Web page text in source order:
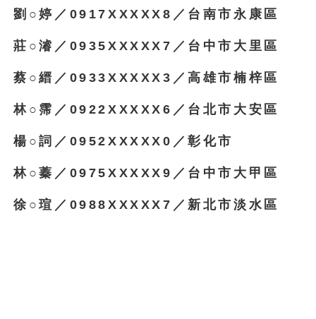
劉○婷／0917XXXXX8／台南市永康區
莊○濬／0935XXXXX7／台中市大里區
蔡○縉／0933XXXXX3／高雄市楠梓區
林○霈／0922XXXXX6／台北市大安區
楊○詞／0952XXXXX0／彰化市
林○蓁／0975XXXXX9／台中市大甲區
徐○瑄／0988XXXXX7／新北市淡水區